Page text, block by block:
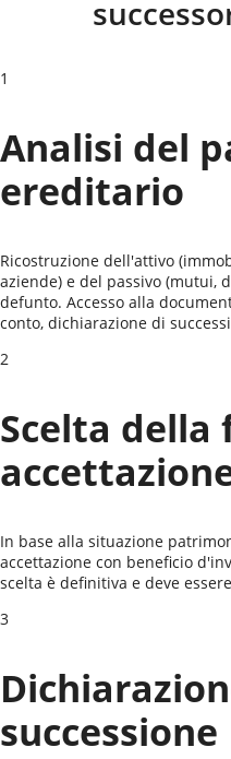
1
Analisi del
ereditario
Ricostruzione dell'attivo
aziende) e del passivo (mutui,
defunto. Accesso alla
conto, dichiarazione di
2
Scelta della
In base alla situazione
accettazione con beneficio
scelta è definitiva e deve
3
successione